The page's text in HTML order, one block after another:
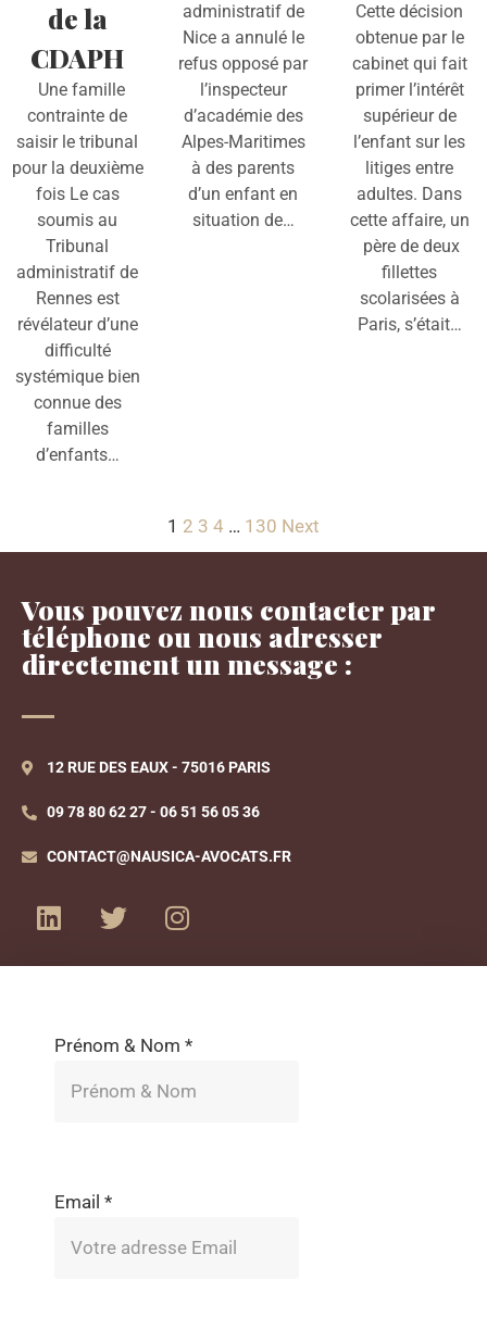
de la
CDAPH
Une famille
contrainte de
saisir le tribunal
pour la deuxième
fois Le cas
soumis au
Tribunal
administratif de
Rennes est
révélateur d’une
difficulté
systémique bien
connue des
familles
d’enfants…
administratif de
Nice a annulé le
refus opposé par
l’inspecteur
d’académie des
Alpes-Maritimes
à des parents
d’un enfant en
situation de…
Cette décision
obtenue par le
cabinet qui fait
primer l’intérêt
supérieur de
l’enfant sur les
litiges entre
adultes. Dans
cette affaire, un
père de deux
fillettes
scolarisées à
Paris, s’était…
1 2 3 4 … 130 Next
Vous pouvez nous contacter par
téléphone ou nous adresser
directement un message :
12 RUE DES EAUX - 75016 PARIS
09 78 80 62 27 - 06 51 56 05 36
CONTACT@NAUSICA-AVOCATS.FR
Prénom & Nom *
Email *